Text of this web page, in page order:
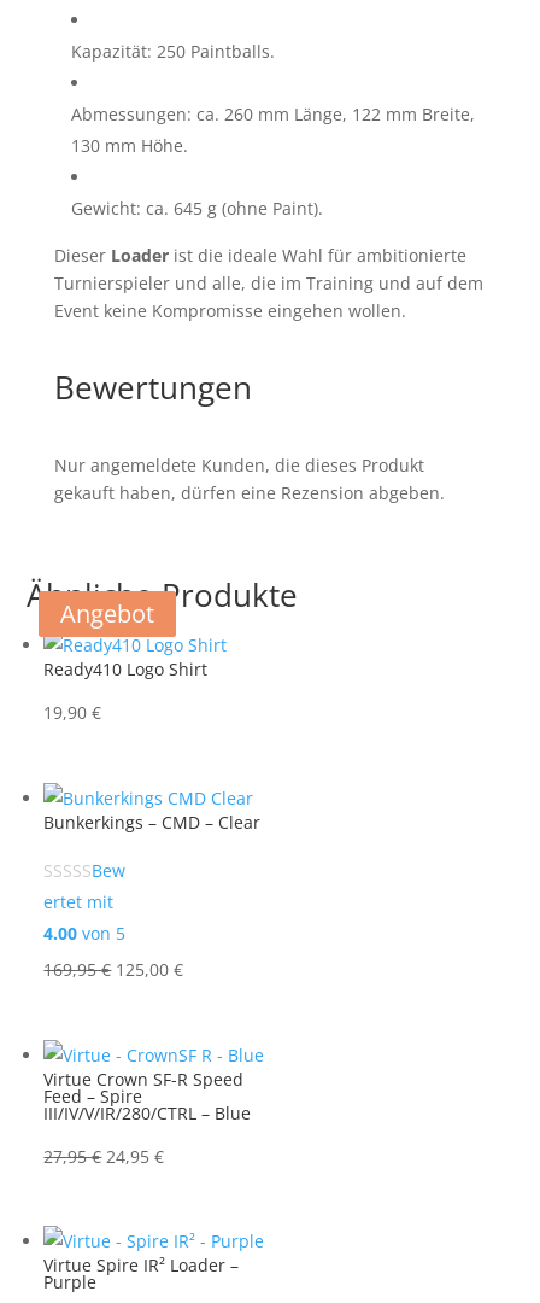
Kapazität: 250 Paintballs.
Abmessungen: ca. 260 mm Länge, 122 mm Breite,
130 mm Höhe.
Gewicht: ca. 645 g (ohne Paint).
Dieser Loaderist die ideale Wahl für ambitionierte
Turnierspieler und alle, die im Training und auf dem
Event keine Kompromisse eingehen wollen.
Bewertungen
Nur angemeldete Kunden, die dieses Produkt
gekauft haben, dürfen eine Rezension abgeben.
Ähnliche Produkte
Ready410 Logo Shirt
19,90€
Angebot
Bunkerkings – CMD – Clear
Bew
ertet mit
4.00 von 5
169,95€ Ursprünglicher
169,95 €
125,00€Aktueller
125,00 €.
Angebot
Virtue Crown SF-R Speed
Feed – Spire
III/IV/V/IR/280/CTRL – Blue
27,95€ Ursprünglicher
27,95 €
24,95€Aktueller
24,95 €.
Virtue Spire IR² Loader –
Purple